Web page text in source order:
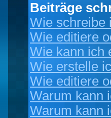
Beiträge
Wie schreibe
Wie editiere
Wie kann ich
Wie erstelle
Wie editiere
Warum kann
Warum kann